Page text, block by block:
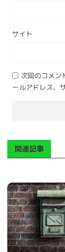
サイト
次回のコメン
ールアドレス、
関連記事